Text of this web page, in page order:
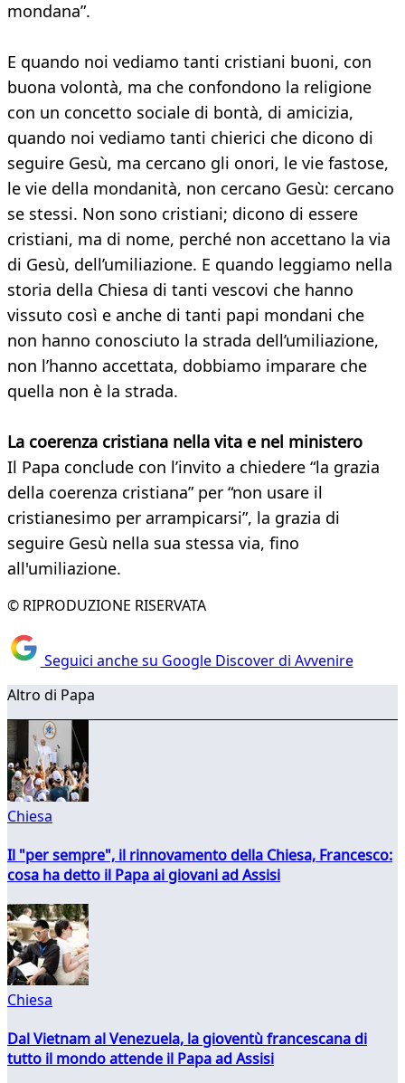
mondana”.
E quando noi vediamo tanti cristiani buoni, con
buona volontà, ma che confondono la religione
con un concetto sociale di bontà, di amicizia,
quando noi vediamo tanti chierici che dicono di
seguire Gesù, ma cercano gli onori, le vie fastose,
le vie della mondanità, non cercano Gesù: cercano
se stessi. Non sono cristiani; dicono di essere
cristiani, ma di nome, perché non accettano la via
di Gesù, dell’umiliazione. E quando leggiamo nella
storia della Chiesa di tanti vescovi che hanno
vissuto così e anche di tanti papi mondani che
non hanno conosciuto la strada dell’umiliazione,
non l’hanno accettata, dobbiamo imparare che
quella non è la strada.
La coerenza cristiana nella vita e nel ministero
Il Papa conclude con l’invito a chiedere “la grazia
della coerenza cristiana” per “non usare il
cristianesimo per arrampicarsi”, la grazia di
seguire Gesù nella sua stessa via, fino
all'umiliazione.
© RIPRODUZIONE RISERVATA
Seguici anche su Google Discover di Avvenire
Altro di Papa
Chiesa
Il "per sempre", il rinnovamento della Chiesa, Francesco:
cosa ha detto il Papa ai giovani ad Assisi
Chiesa
Dal Vietnam al Venezuela, la gioventù francescana di
tutto il mondo attende il Papa ad Assisi